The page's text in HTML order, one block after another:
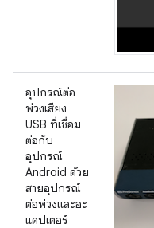
อุปกรณ์ต่อ
พ่วงเสียง
USB ที่เชื่อม
ต่อกับ
อุปกรณ์
Android ด้วย
สายอุปกรณ์
ต่อพ่วงและอะ
แดปเตอร์